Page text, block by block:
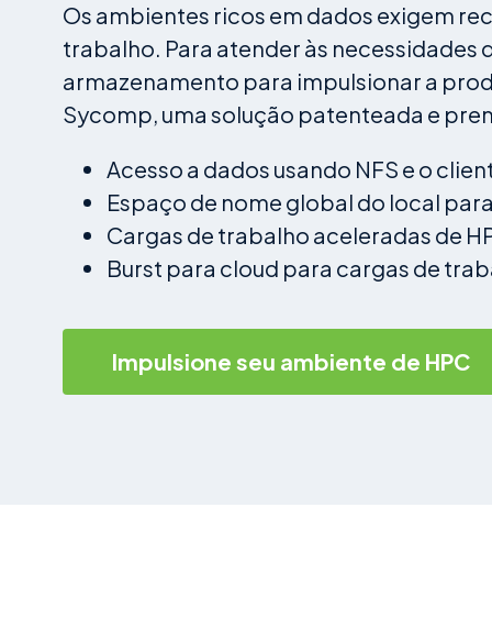
Os ambientes ricos em dados exigem
trabalho. Para atender às necessidades
armazenamento para impulsionar a
Sycomp, uma solução patenteada e
Acesso a dados usando NFS e o
Espaço de nome global do local
Cargas de trabalho aceleradas de
Burst para cloud para cargas de
Impulsione seu ambiente de HPC